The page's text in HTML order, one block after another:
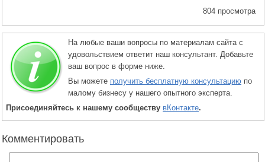
804 просмотра
На любые ваши вопросы по материалам сайта с
удовольствием ответит наш консультант. Добавьте
ваш вопрос в форме ниже.
Вы можете получить бесплатную консультацию по
малому бизнесу у нашего опытного эксперта.
Присоединяйтесь к нашему сообществу вКонтакте.
Комментировать